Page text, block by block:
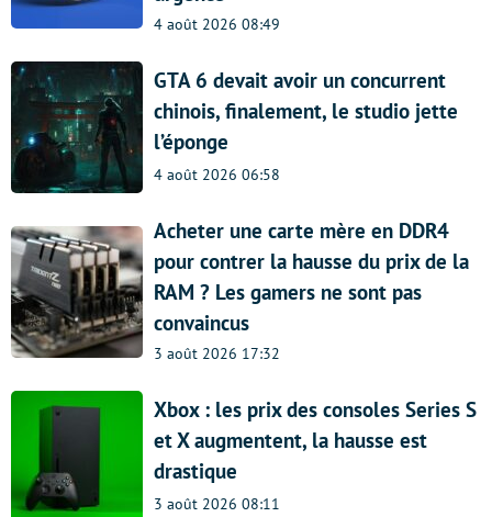
4 août 2026 08:49
GTA 6 devait avoir un concurrent
chinois, finalement, le studio jette
l’éponge
4 août 2026 06:58
Acheter une carte mère en DDR4
pour contrer la hausse du prix de la
RAM ? Les gamers ne sont pas
convaincus
3 août 2026 17:32
Xbox : les prix des consoles Series S
et X augmentent, la hausse est
drastique
3 août 2026 08:11